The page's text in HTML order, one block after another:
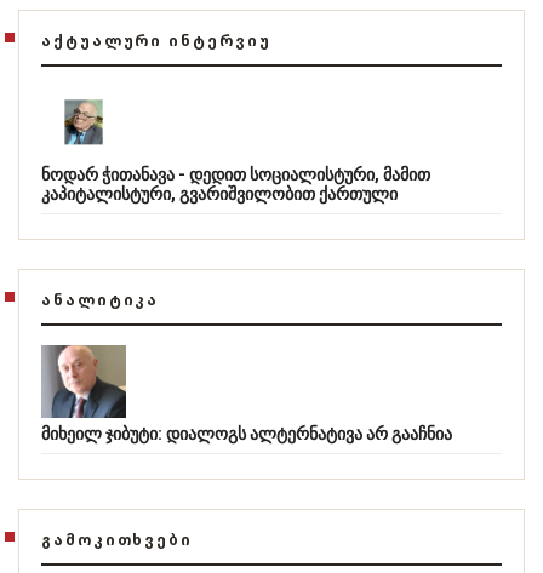
ᲐᲥᲢᲣᲐᲚᲣᲠᲘ ᲘᲜᲢᲔᲠᲕᲘᲣ
ნოდარ ჭითანავა - დედით სოციალისტური, მამით
კაპიტალისტური, გვარიშვილობით ქართული
ᲐᲜᲐᲚᲘᲢᲘᲙᲐ
მიხეილ ჯიბუტი: დიალოგს ალტერნატივა არ გააჩნია
ᲒᲐᲛᲝᲙᲘᲗᲮᲕᲔᲑᲘ